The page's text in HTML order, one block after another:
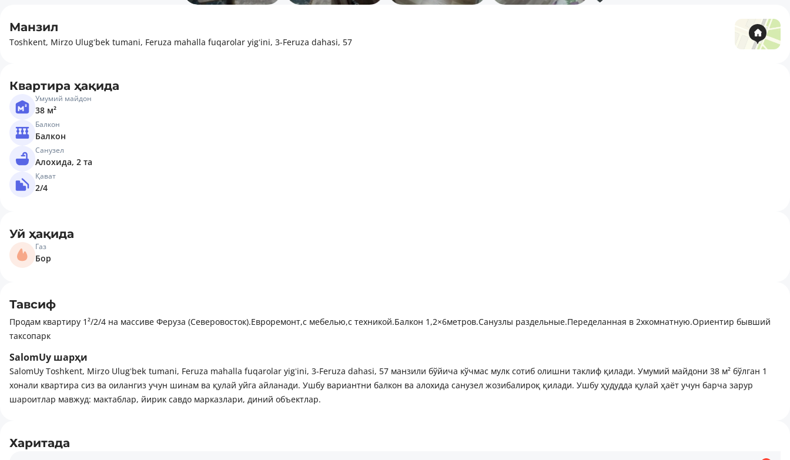
Манзил
Toshkent, Mirzo Ulugʻbek tumani, Feruza mahalla fuqarolar yigʻini, 3-Feruza dahasi, 57
Квартира ҳақида
Умумий майдон
38 м²
Балкон
Балкон
Санузел
Алохида, 2 та
Қават
2/4
Уй ҳақида
Газ
Бор
Тавсиф
Продам квартиру 1²/2/4 на массиве Феруза (Северовосток).Евроремонт,с мебелью,с техникой.Балкон 1,2×6метров.Санузлы раздельные.Переделанная в 2хкомнатную.Ориентир бывший
таксопарк
SalomUy шарҳи
SalomUy Toshkent, Mirzo Ulugʻbek tumani, Feruza mahalla fuqarolar yigʻini, 3-Feruza dahasi, 57 манзили бўйича кўчмас мулк сотиб олишни таклиф қилади. Умумий майдони 38 м² бўлган 1
хонали квартира сиз ва оилангиз учун шинам ва қулай уйга айланади. Ушбу вариантни балкон ва алохида санузел жозибалироқ қилади. Ушбу ҳудудда қулай ҳаёт учун барча зарур
шароитлар мавжуд: мактаблар, йирик савдо марказлари, диний объектлар.
Харитада